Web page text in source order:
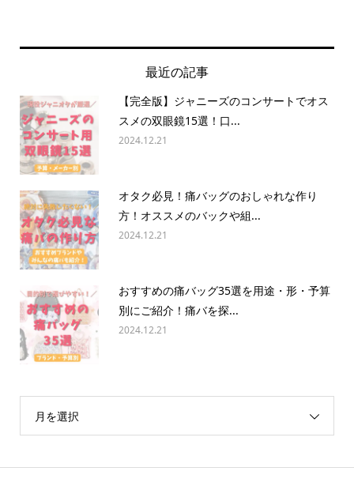
最近の記事
【完全版】ジャニーズのコンサートでオス
スメの双眼鏡15選！口...
2024.12.21
オタク必見！痛バッグのおしゃれな作り
方！オススメのバックや組...
2024.12.21
おすすめの痛バッグ35選を用途・形・予算
別にご紹介！痛バを探...
2024.12.21
月を選択